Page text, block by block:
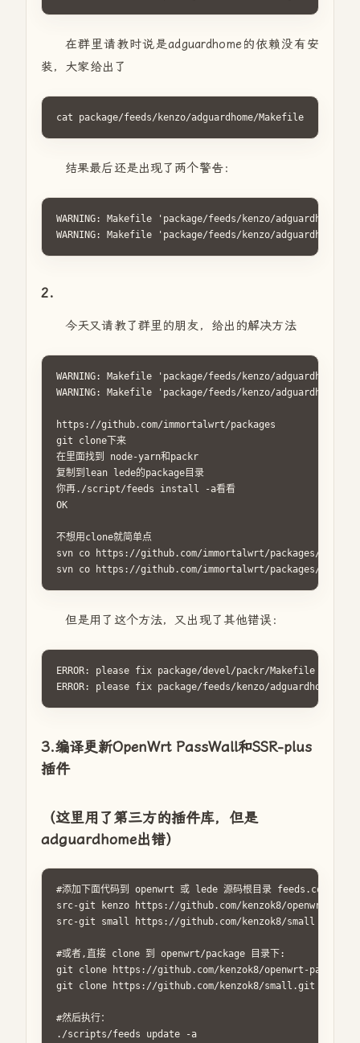
在群里请教时说是adguardhome的依赖没有安
装，大家给出了
cat package/feeds/kenzo/adguardhome/Makefile
结果最后还是出现了两个警告：
WARNING: Makefile 'package/feeds/kenzo/
WARNING: Makefile 'package/feeds/kenzo/
2.
今天又请教了群里的朋友，给出的解决方法
WARNING: Makefile 'package/feeds/kenzo/
WARNING: Makefile 'package/feeds/kenzo/
https://github.com/immortalwrt/packages
git clone下来
在里面找到 node-yarn和packr
复制到lean lede的package目录
你再./script/feeds install -a看看
OK
不想用clone就简单点
svn co https://github.com/immortalwrt/packages/tree/
svn co https://github.com/immortalwrt/packages/tree/
但是用了这个方法，又出现了其他错误：
ERROR: please fix package/devel/packr/Makefile -
ERROR: please fix package/feeds/kenzo/adguardhome/
3.编译更新OpenWrt PassWall和SSR-plus
插件
（这里用了第三方的插件库，但是
adguardhome出错）
#添加下面代码到 openwrt 或 lede 源码根目录
src-git kenzo https://github.com/kenzok8/openwrt-
src-git small https://github.com/kenzok8/small
#或者,直接 clone 到 openwrt/package 目录下:
git clone https://github.com/kenzok8/openwrt-
git clone https://github.com/kenzok8/small.git
#然后执行：
./scripts/feeds update -a